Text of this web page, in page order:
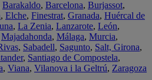
Barakaldo, Barcelona, Burjassot,
, Elche, Finestrat, Granada, Huércal de
, La Zenia, Lanzarote, León,
Majadahonda, Málaga, Murcia,
, Sabadell, Sagunto, Salt, Girona,
, Santiago de Compostela,
, Viana, Vilanova i la Geltrú, Zaragoza